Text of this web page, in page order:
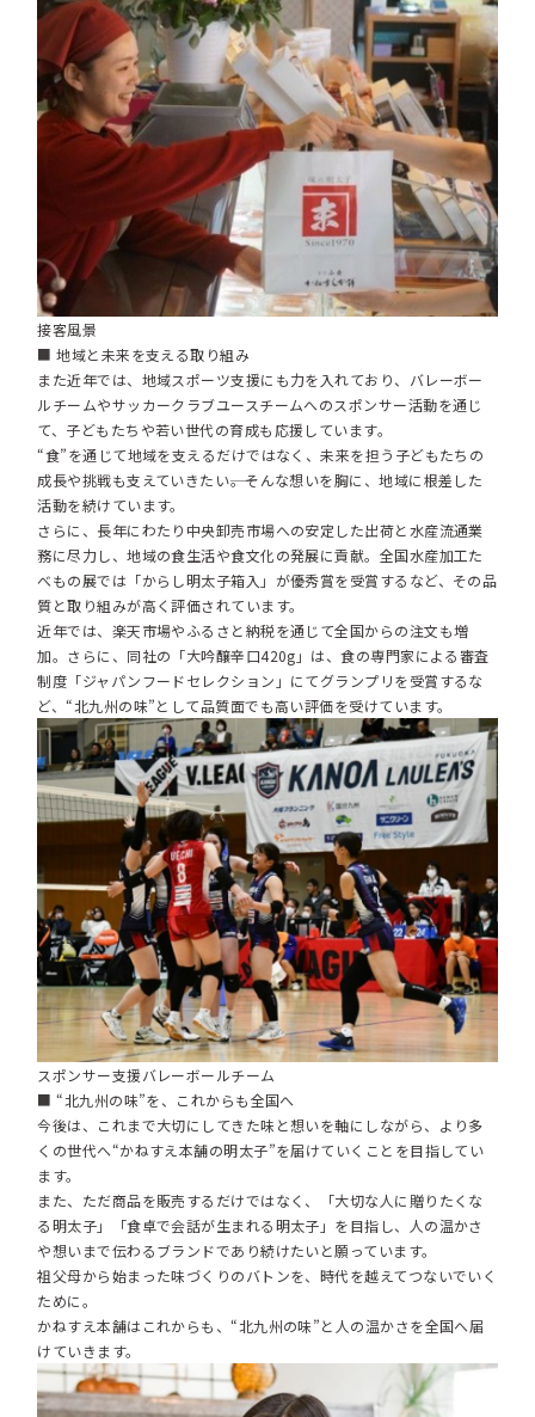
接客風景
■ 地域と未来を支える取り組み
また近年では、地域スポーツ支援にも力を入れており、バレーボー
ルチームやサッカークラブユースチームへのスポンサー活動を通じ
て、子どもたちや若い世代の育成も応援しています。
“食”を通じて地域を支えるだけではなく、未来を担う子どもたちの
成長や挑戦も支えていきたい――。そんな想いを胸に、地域に根差した
活動を続けています。
さらに、長年にわたり中央卸売市場への安定した出荷と水産流通業
務に尽力し、地域の食生活や食文化の発展に貢献。全国水産加工た
べもの展では「からし明太子箱入」が優秀賞を受賞するなど、その品
質と取り組みが高く評価されています。
近年では、楽天市場やふるさと納税を通じて全国からの注文も増
加。さらに、同社の「大吟醸辛口420g」は、食の専門家による審査
制度「ジャパンフードセレクション」にてグランプリを受賞するな
ど、“北九州の味”として品質面でも高い評価を受けています。
スポンサー支援バレーボールチーム
■ “北九州の味”を、これからも全国へ
今後は、これまで大切にしてきた味と想いを軸にしながら、より多
くの世代へ“かねすえ本舗の明太子”を届けていくことを目指してい
ます。
また、ただ商品を販売するだけではなく、「大切な人に贈りたくな
る明太子」「食卓で会話が生まれる明太子」を目指し、人の温かさ
や想いまで伝わるブランドであり続けたいと願っています。
祖父母から始まった味づくりのバトンを、時代を越えてつないでいく
ために。
かねすえ本舗はこれからも、“北九州の味”と人の温かさを全国へ届
けていきます。